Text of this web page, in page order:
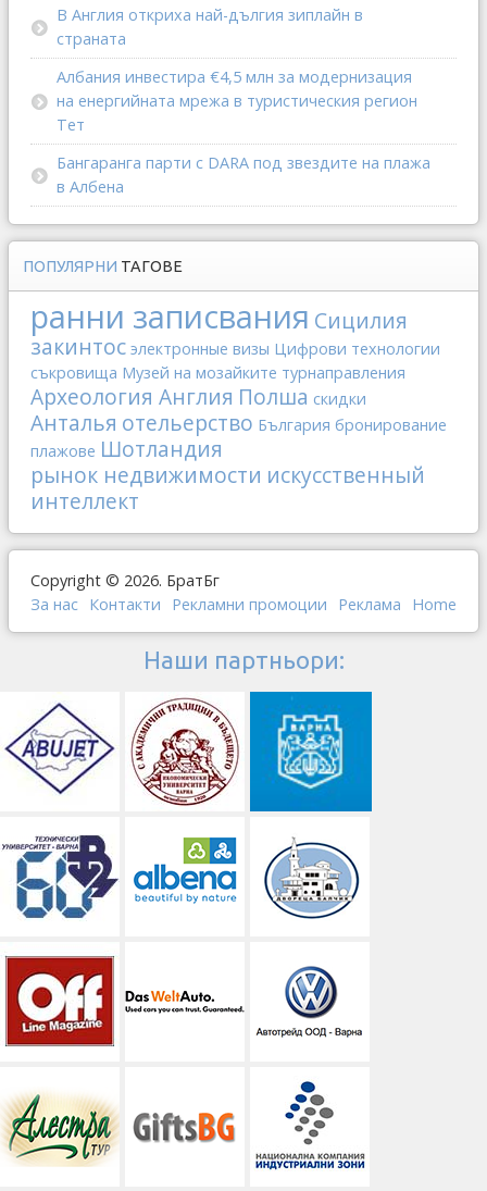
В Англия откриха най-дългия зиплайн в
страната
Албания инвестира €4,5 млн за модернизация
на енергийната мрежа в туристическия регион
Тет
Бангаранга парти с DARA под звездите на плажа
в Албена
ПОПУЛЯРНИ ТАГОВЕ
ранни записвания Сицилия
закинтос электронные визы Цифрови технологии
съкровища Музей на мозайките турнаправления
Археология Англия Полша скидки
Анталья отельерство България бронирование
плажове Шотландия
рынок недвижимости искусственный
интеллект
Copyright © 2026. БратБг
За нас Контакти Рекламни промоции Реклама Home
Наши партньори: